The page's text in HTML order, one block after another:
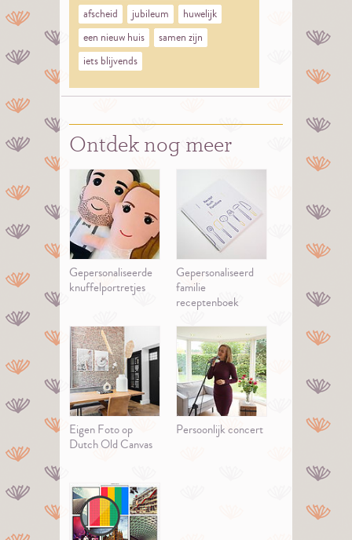
afscheid
jubileum
huwelijk
een nieuw huis
samen zijn
iets blijvends
Ontdek nog meer
Gepersonaliseerde
knuffelportretjes
Gepersonaliseerd
familie
receptenboek
Eigen Foto op
Dutch Old Canvas
Persoonlijk concert